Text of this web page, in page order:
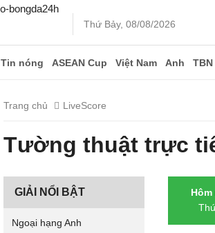
Thứ Bảy, 08/08/2026
Tin nóng ASEAN Cup Việt Nam Anh TBN
Trang chủ LiveScore
Tường thuật trực
GIẢI NỔI BẬT
Ngoại hạng Anh